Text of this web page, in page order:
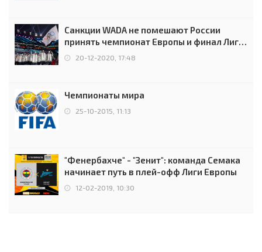
Санкции WADA не помешают России
принять чемпионат Европы и финал Лиги
чемпионов.
20-12-2020, 17:48
Чемпионаты мира
25-10-2015, 11:13
"Фенербахче" - "Зенит": команда Семака
начинает путь в плей-офф Лиги Европы
12-02-2019, 10:30